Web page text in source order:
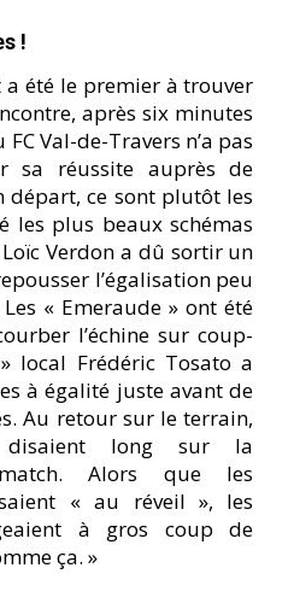
!
a été le premier à trouver
après six minutes
Val-de-Travers n’a pas
sa réussite auprès de
départ, ce sont plutôt les
les plus beaux schémas
Verdon a dû sortir un
l’égalisation peu
« Emeraude » ont été
l’échine sur coup-
local Frédéric Tosato a
à égalité juste avant de
Au retour sur le terrain,
disaient long sur la
Alors que les
« au réveil », les
à gros coup de
ça. »